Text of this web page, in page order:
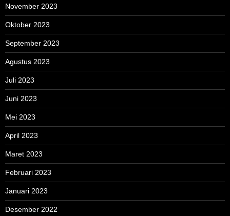
November 2023
Oktober 2023
September 2023
Agustus 2023
Juli 2023
Juni 2023
Mei 2023
April 2023
Maret 2023
Februari 2023
Januari 2023
Desember 2022